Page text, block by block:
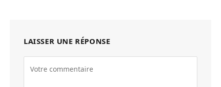
LAISSER UNE RÉPONSE